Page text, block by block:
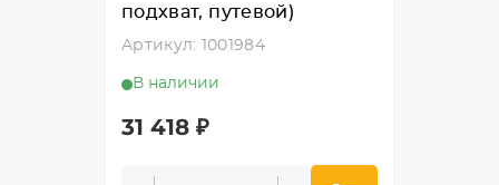
подхват, путевой)
Артикул: 1001984
В наличии
31 418 ₽